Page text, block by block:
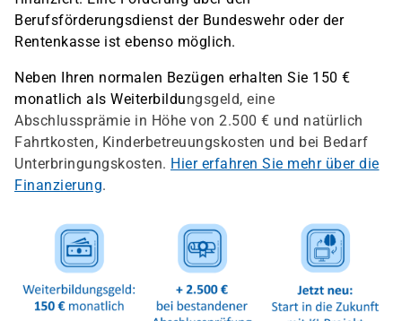
Berufsförderungsdienst der Bundeswehr oder der
Rentenkasse ist ebenso möglich.
Neben Ihren normalen Bezügen erhalten Sie 150 €
monatlich als Weiterbildungsgeld, eine
Abschlussprämie in Höhe von 2.500 € und natürlich
Fahrtkosten, Kinderbetreuungskosten und bei Bedarf
Unterbringungskosten. Hier erfahren Sie mehr über die
Finanzierung.